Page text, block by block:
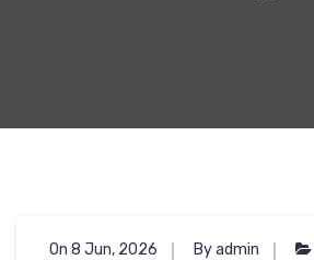
On 8 Jun, 2026 By admin